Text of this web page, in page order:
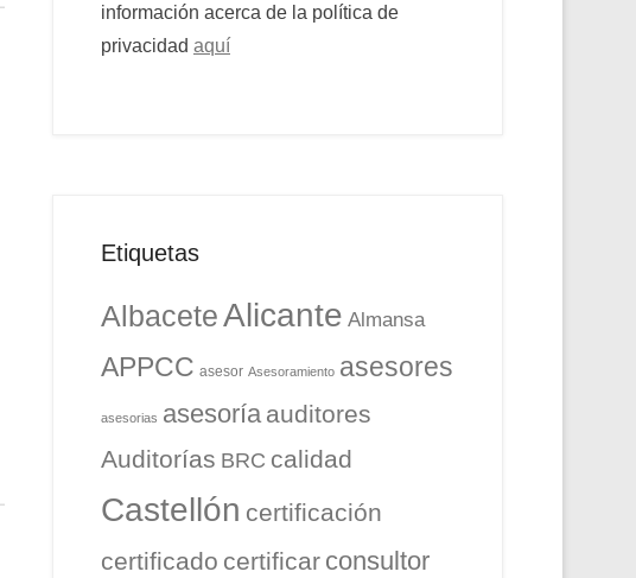
información acerca de la política de
privacidad aquí
Etiquetas
AlbaceteAlicante Almansa
APPCC asesor Asesoramiento asesores
asesorias asesoría auditores
Auditorías BRC calidad
Castellón certificación
certificado certificar consultor